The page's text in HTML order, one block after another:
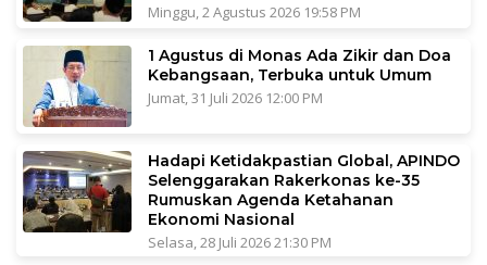
Minggu, 2 Agustus 2026 19:58 PM
1 Agustus di Monas Ada Zikir dan Doa
Kebangsaan, Terbuka untuk Umum
Jumat, 31 Juli 2026 12:00 PM
Hadapi Ketidakpastian Global, APINDO
Selenggarakan Rakerkonas ke-35
Rumuskan Agenda Ketahanan
Ekonomi Nasional
Selasa, 28 Juli 2026 21:30 PM